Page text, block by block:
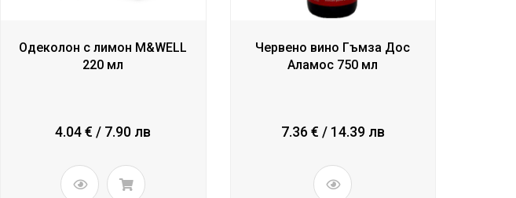
Одеколон с лимон M&WELL
220 мл
4.04 € / 7.90 лв
Червено вино Гъмза Дос
Аламос 750 мл
7.36 € / 14.39 лв